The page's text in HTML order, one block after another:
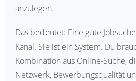
anzulegen.
Das bedeutet: Eine gute
Kanal. Sie ist ein System. Du
Kombination aus Online-Suche,
Netzwerk, Bewerbungsqualität